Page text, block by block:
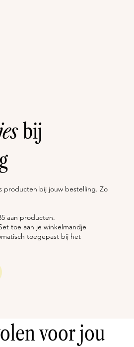
voor jou
bij
producten bij jouw bestelling. Zo
aan producten.
toe aan je winkelmandje
toegepast bij het